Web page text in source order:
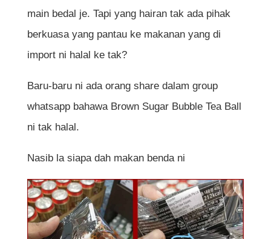
main bedal je. Tapi yang hairan tak ada pihak
berkuasa yang pantau ke makanan yang di
import ni halal ke tak?
Baru-baru ni ada orang share dalam group
whatsapp bahawa Brown Sugar Bubble Tea Ball
ni tak halal.
Nasib la siapa dah makan benda ni